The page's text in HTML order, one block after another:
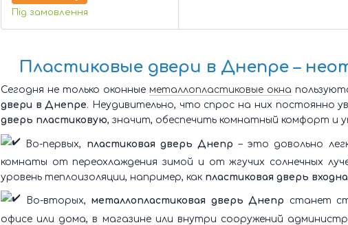
Пластиковые двери в Днепре–
Сегодня не только оконные металлопластиковые окна
двери в Днепре. Неудивительно, что спрос на них постоянно
дверь пластиковую, значит, обеспечить комнатный комфорт и
Во-первых, пластиковая дверь Днепр – это довольно
комнаты от переохлаждения зимой и от жгучих солнечных
уровень теплоизоляции, например, как пластиковая дверь
Во-вторых, металлопластиковая дверь Днепр станет
офисе или дома, в магазине или внутри сооружений
Під замовлення